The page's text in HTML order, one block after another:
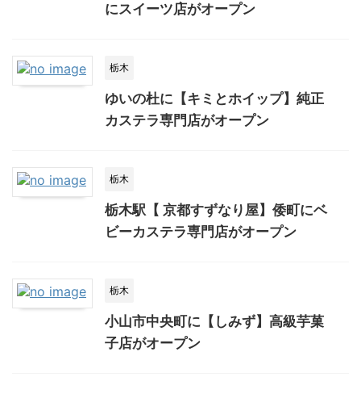
にスイーツ店がオープン
栃木
ゆいの杜に【キミとホイップ】純正
カステラ専門店がオープン
栃木
栃木駅【 京都すずなり屋】倭町にベ
ビーカステラ専門店がオープン
栃木
小山市中央町に【しみず】高級芋菓
子店がオープン